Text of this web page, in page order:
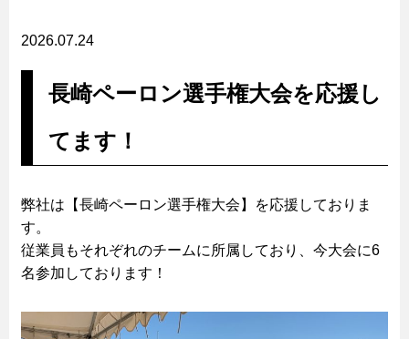
2026.07.24
長崎ペーロン選手権大会を応援し
てます！
弊社は【長崎ペーロン選手権大会】を応援しておりま
す。
従業員もそれぞれのチームに所属しており、今大会に6
名参加しております！